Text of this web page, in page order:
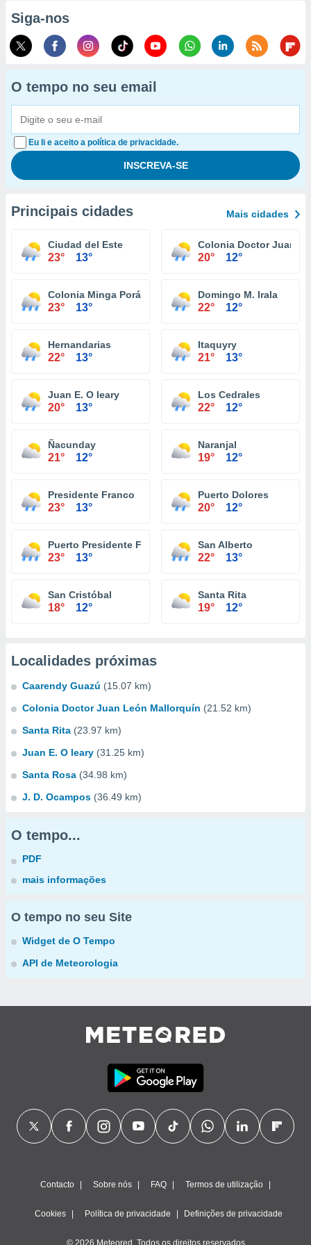
Siga-nos
O tempo no seu email
Eu li e aceito a política de privacidade.
Principais cidades Mais cidades
Ciudad del Este
23° 13°
Colonia Doctor Juan
20° 12°
Colonia Minga Porá
23° 13°
Domingo M. Irala
22° 12°
Hernandarias
22° 13°
Itaquyry
21° 13°
Juan E. O leary
20° 13°
Los Cedrales
22° 12°
Ñacunday
21° 12°
Naranjal
19° 12°
Presidente Franco
23° 13°
Puerto Dolores
20° 12°
Puerto Presidente Franco
23° 13°
San Alberto
22° 13°
San Cristóbal
18° 12°
Santa Rita
19° 12°
Localidades próximas
Caarendy Guazú (15.07 km)
Colonia Doctor Juan León Mallorquín (21.52 km)
Santa Rita (23.97 km)
Juan E. O leary (31.25 km)
Santa Rosa (34.98 km)
J. D. Ocampos (36.49 km)
O tempo...
PDF
mais informações
O tempo no seu Site
Widget de O Tempo
API de Meteorologia
Contacto Sobre nós FAQ Termos de utilização
Cookies Política de privacidade Definições de privacidade
© 2026 Meteored. Todos os direitos reservados